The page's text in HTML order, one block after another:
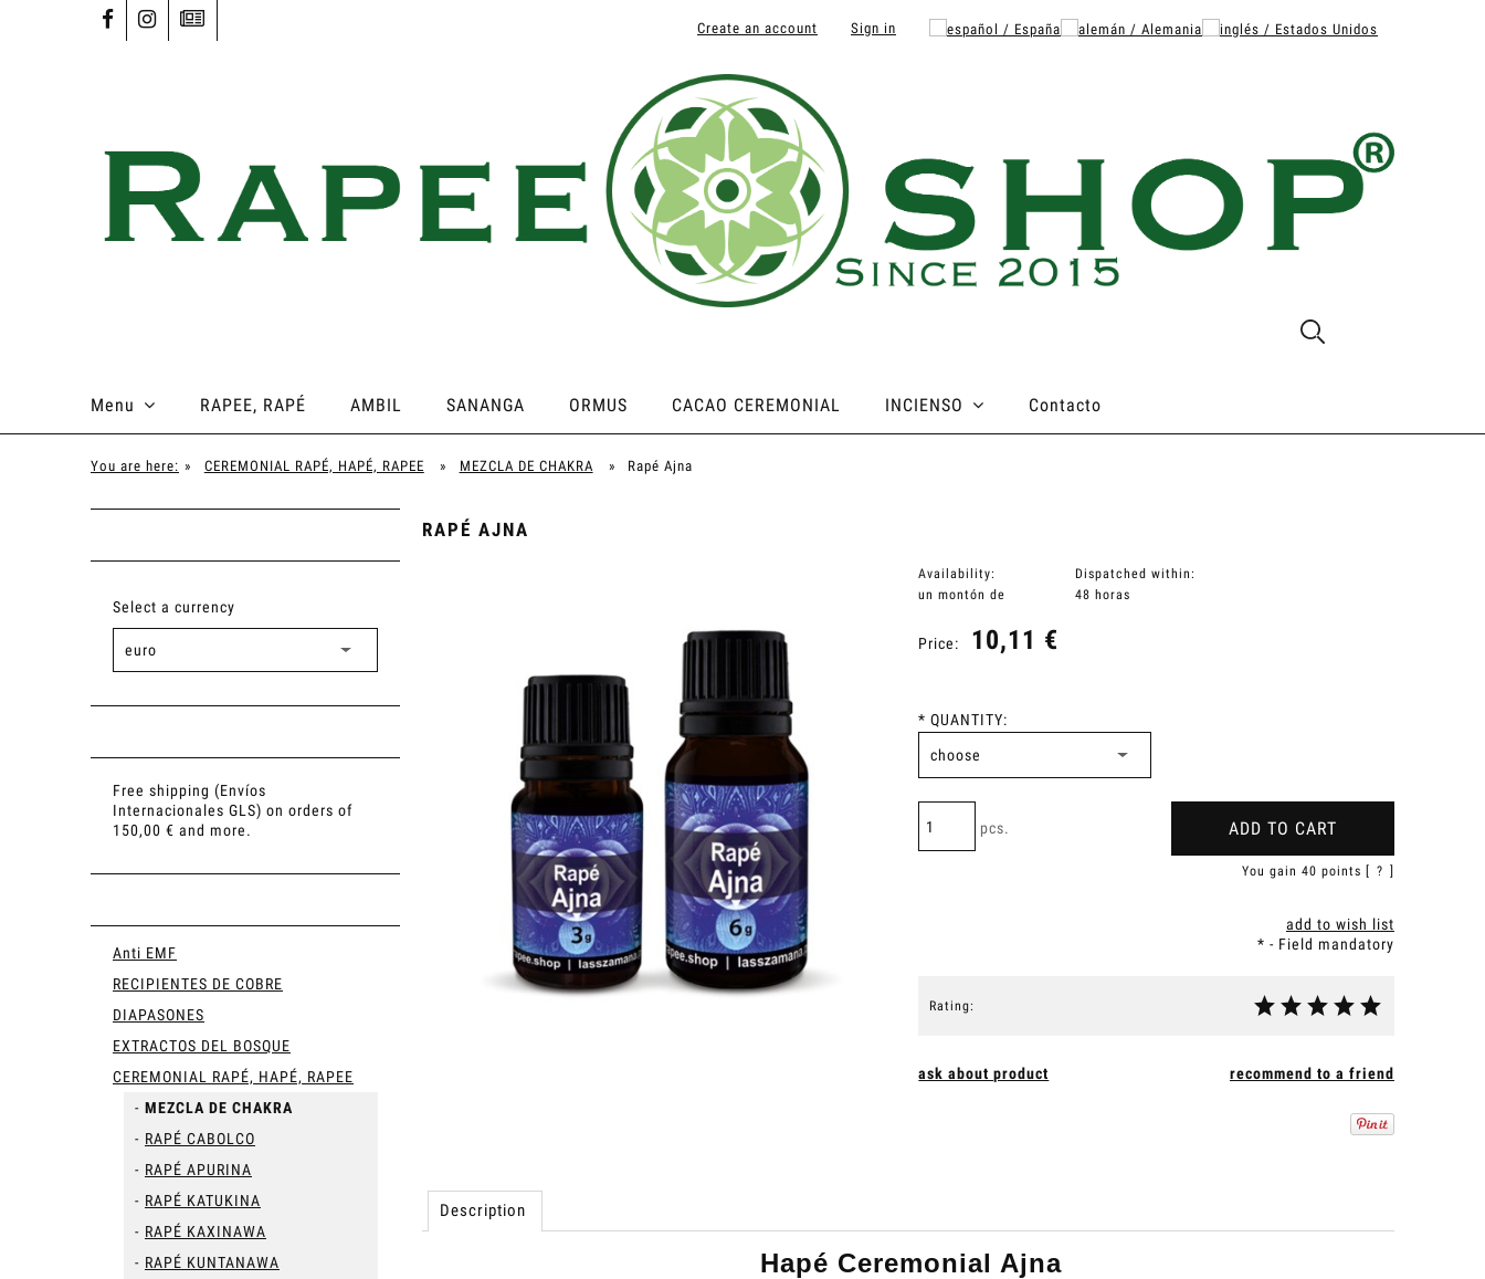
Create an account Sign in
Menu RAPEE, RAPÉ AMBIL SANANGA ORMUS CACAO CEREMONIAL INCIENSO Contacto
You are here: » CEREMONIAL RAPÉ, HAPÉ, RAPEE » MEZCLA DE CHAKRA » Rapé Ajna
Select a currency
Free shipping (Envíos
Internacionales GLS) on orders of
150,00 € and more.
Anti EMF
RECIPIENTES DE COBRE
DIAPASONES
EXTRACTOS DEL BOSQUE
CEREMONIAL RAPÉ, HAPÉ, RAPEE
MEZCLA DE CHAKRA
RAPÉ CABOLCO
RAPÉ APURINA
RAPÉ KATUKINA
RAPÉ KAXINAWA
RAPÉ KUNTANAWA
RAPÉ AJNA
Availability:
un montón de
Dispatched within:
48 horas
Price: 10,11 €
* QUANTITY:
pcs. ADD TO CART
You gain 40 points [ ? ]
add to wish list
* - Field mandatory
Rating:
ask about product recommend to a friend
Description
Hapé Ceremonial Ajna